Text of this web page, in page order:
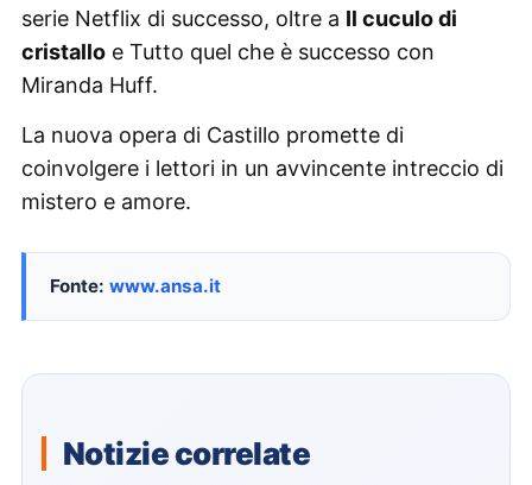
serie Netflix di successo, oltre a Il cuculo di
cristalloe Tutto quel che è successo con
Miranda Huff.
La nuova opera di Castillo promette di
coinvolgere i lettori in un avvincente intreccio di
mistero e amore.
Fonte: www.ansa.it
Notizie correlate